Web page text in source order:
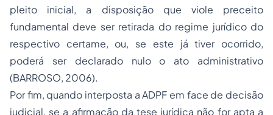
pleito inicial, a disposição que viole preceito
fundamental deve ser retirada do regime jurídico do
respectivo certame, ou, se este já tiver ocorrido,
poderá ser declarado nulo o ato administrativo
(BARROSO, 2006).
Por fim, quando interposta a ADPF em face de decisão
judicial, se a afirmação da tese jurídica não for apta a